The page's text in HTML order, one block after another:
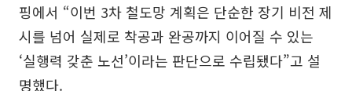
핑에서 “이번 3차 철도망 계획은 단순한 장기 비전 제
시를 넘어 실제로 착공과 완공까지 이어질 수 있는
‘실행력 갖춘 노선’이라는 판단으로 수립됐다”고 설
명했다.